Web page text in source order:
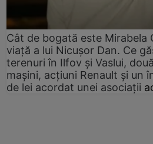
Cât de bogată este Mirabela
viață a lui Nicușor Dan. Ce
terenuri în Ilfov și Vaslui,
mașini, acțiuni Renault și un
de lei acordat unei asociații